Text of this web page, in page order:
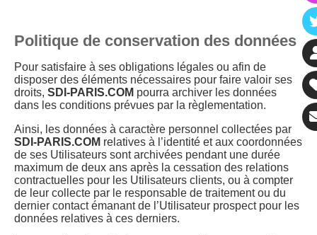
Politique de conservation des données
Pour satisfaire à ses obligations légales ou afin de
disposer des éléments nécessaires pour faire valoir ses
droits, SDI-PARIS.COM pourra archiver les données
dans les conditions prévues par la règlementation.
Ainsi, les données à caractère personnel collectées par
SDI-PARIS.COM relatives à l’identité et aux coordonnées
de ses Utilisateurs sont archivées pendant une durée
maximum de deux ans après la cessation des relations
contractuelles pour les Utilisateurs clients, ou à compter
de leur collecte par le responsable de traitement ou du
dernier contact émanant de l’Utilisateur prospect pour les
données relatives à ces derniers.